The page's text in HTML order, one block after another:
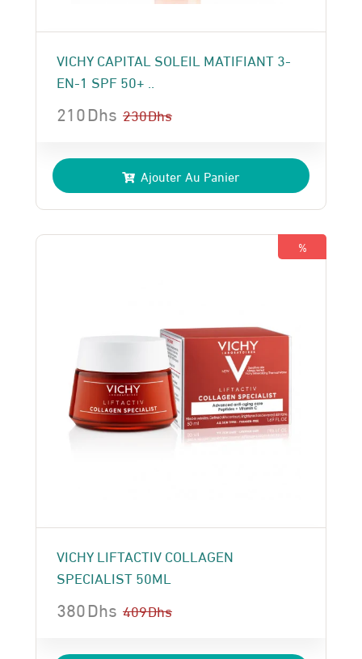
VICHY CAPITAL SOLEIL MATIFIANT 3-
EN-1 SPF 50+ ..
230Dhs
prix
initial
était :
230 Dhs.
210Dhs
prix
actuel
est :
210 Dhs.
Ajouter Au Panier
%
VICHY LIFTACTIV COLLAGEN
SPECIALIST 50ML
409Dhs
380Dhs